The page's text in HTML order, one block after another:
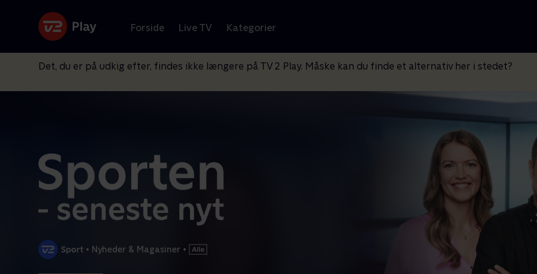
Forside Live TV Kategorier
Det, du er på udkig efter, findes ikke længere på TV 2 Play. Måske kan du finde et alternativ her i stedet?
• Nyheder & Magasiner •